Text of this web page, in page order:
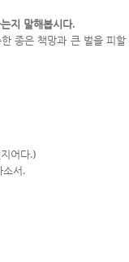
지 말해봅시다.
한 종은 책망과 큰 벌을 피할
어다.)
서 .